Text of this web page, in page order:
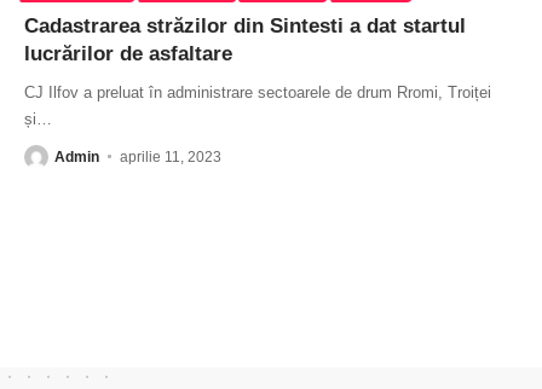
Cadastrarea străzilor din Sintesti a dat startul
lucrărilor de asfaltare
CJ Ilfov a preluat în administrare sectoarele de drum Rromi, Troiței
și
Admin aprilie 11, 2023